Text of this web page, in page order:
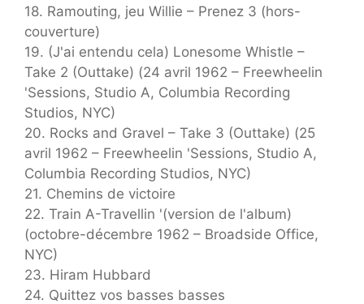
18. Ramouting, jeu Willie – Prenez 3 (hors-
couverture)
19. (J'ai entendu cela) Lonesome Whistle –
Take 2 (Outtake) (24 avril 1962 – Freewheelin
'Sessions, Studio A, Columbia Recording
Studios, NYC)
20. Rocks and Gravel – Take 3 (Outtake) (25
avril 1962 – Freewheelin 'Sessions, Studio A,
Columbia Recording Studios, NYC)
21. Chemins de victoire
22. Train A-Travellin '(version de l'album)
(octobre-décembre 1962 – Broadside Office,
NYC)
23. Hiram Hubbard
24. Quittez vos basses basses